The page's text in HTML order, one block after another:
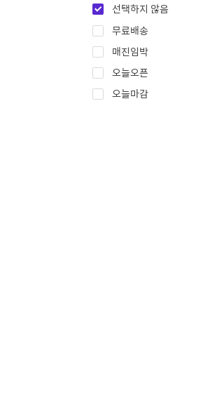
선택하지 않음
무료배송
매진임박
오늘오픈
오늘마감